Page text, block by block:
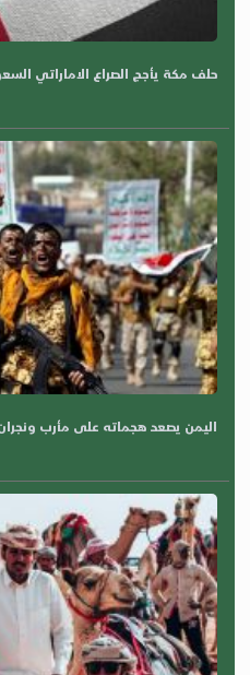
حلف مكة يأجج الصراع الاماراتي
اليمن يصعد هجماته على مأرب ونجران